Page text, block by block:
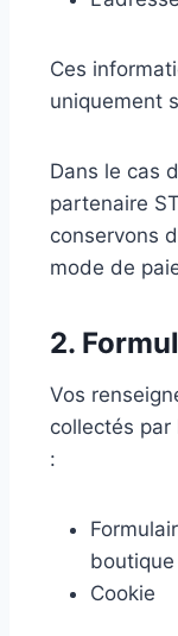
Ces
uniquement
Dans le cas
partenaire
conservons
mode de
2.
Vos
collectés
:
boutique
Cookie